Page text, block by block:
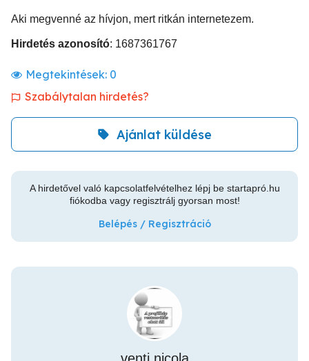
Aki megvenné az hívjon, mert ritkán internetezem.
Hirdetés azonosító: 1687361767
Megtekintések: 0
Szabálytalan hirdetés?
Ajánlat küldése
A hirdetővel való kapcsolatfelvételhez lépj be startapró.hu
fiókodba vagy regisztrálj gyorsan most!
Belépés / Regisztráció